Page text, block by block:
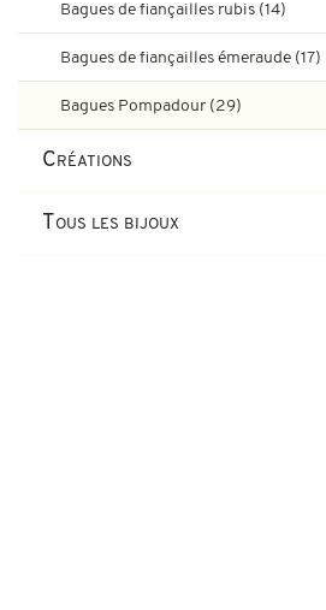
Bagues Tank
Bijoux vintage
Bagues de fiançailles rubis (14)
Bagues de fiançailles émeraude (17)
Bagues Pompadour (29)
Créations
Tous les bijoux